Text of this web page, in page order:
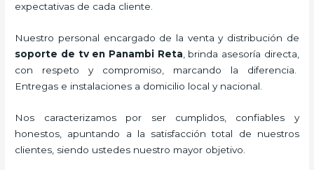
expectativas de cada cliente.
Nuestro personal encargado de la venta y distribución de
soporte de tv en Panambi Reta, brinda asesoría directa,
con respeto y compromiso, marcando la diferencia.
Entregas e instalaciones a domicilio local y nacional.
Nos caracterizamos por ser cumplidos, confiables y
honestos, apuntando a la satisfacción total de nuestros
clientes, siendo ustedes nuestro mayor objetivo.